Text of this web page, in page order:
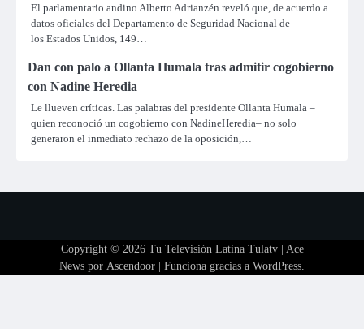
El parlamentario andino Alberto Adrianzén reveló que, de acuerdo a
datos oficiales del Departamento de Seguridad Nacional de
los Estados Unidos, 149…
Dan con palo a Ollanta Humala tras admitir cogobierno
con Nadine Heredia
Le llueven críticas. Las palabras del presidente Ollanta Humala –
quien reconoció un cogobierno con NadineHeredia– no solo
generaron el inmediato rechazo de la oposición,…
Copyright © 2026 Tu Televisión Latina Tulatv| Ace
News por Ascendoor | Funciona gracias a WordPress